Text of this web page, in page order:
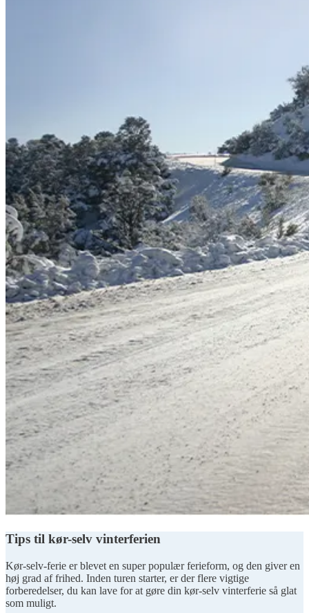
Tips til kør-selv vinterferien
Kør-selv-ferie er blevet en super populær ferieform, og den giver en
høj grad af frihed. Inden turen starter, er der flere vigtige
forberedelser, du kan lave for at gøre din kør-selv vinterferie så glat
som muligt.